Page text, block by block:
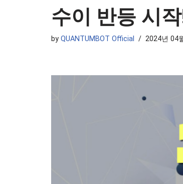
수이 반등 시
by QUANTUMBOT Official 2024년 04